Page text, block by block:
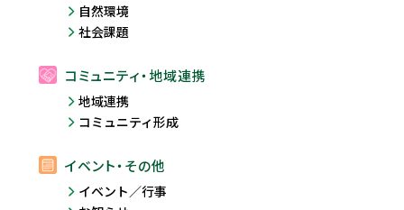
自然環境
社会課題
コミュニティ・地域連携
地域連携
コミュニティ形成
イベント・その他
イベント／行事